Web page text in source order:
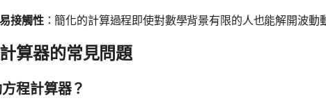
接觸性：簡化的計算過程即使對數學背景有限的人也能解開波動
算器的常見問題
程計算器？